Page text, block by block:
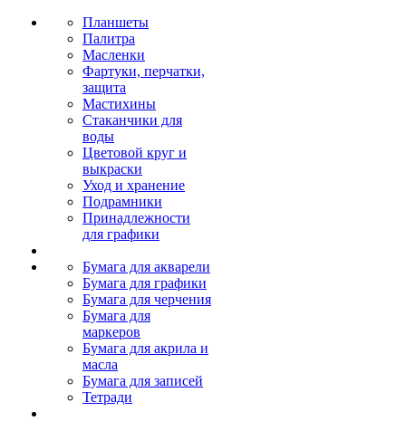
Планшеты
Палитра
Масленки
Фартуки, перчатки,
защита
Мастихины
Стаканчики для
воды
Цветовой круг и
выкраски
Уход и хранение
Подрамники
Принадлежности
для графики
Бумага для акварели
Бумага для графики
Бумага для черчения
Бумага для
маркеров
Бумага для акрила и
масла
Бумага для записей
Тетради